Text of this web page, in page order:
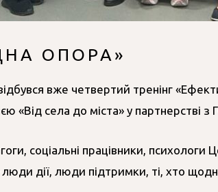
ОПОРА»
вже четвертий тренінг
«Від села до міста» у партнерстві
соціальні працівники,
дії, люди підтримки, ті, хто